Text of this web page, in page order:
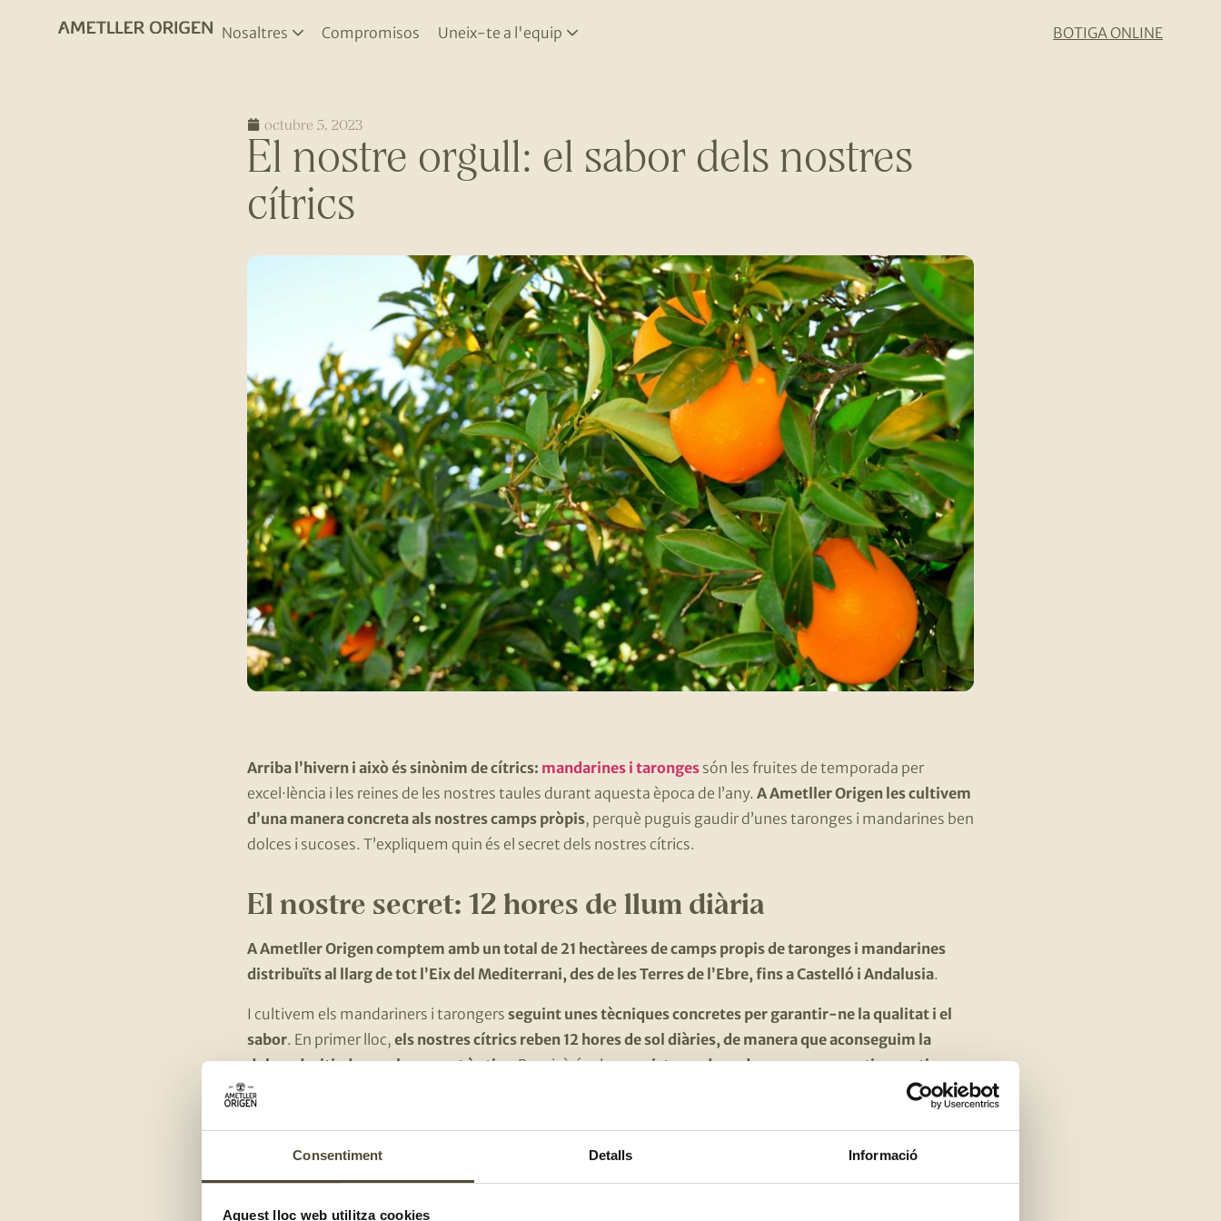
Consentiment Detalls Informació
Aquest lloc web utilitza cookies
Nosaltres Compromisos Uneix-te a l'equip BOTIGA ONLINE
octubre 5, 2023
El nostre orgull: el sabor dels nostres
cítrics
Arriba l’hivern i això és sinònim de cítrics: mandarines i taronges són les fruites de temporada per
excel·lència i les reines de les nostres taules durant aquesta època de l’any. A Ametller Origen les cultivem
d’una manera concreta als nostres camps pròpis, perquè puguis gaudir d’unes taronges i mandarines ben
dolces i sucoses. T’expliquem quin és el secret dels nostres cítrics.
El nostre secret: 12 hores de llum diària
A Ametller Origen comptem amb un total de 21 hectàrees de camps propis de taronges i mandarines
distribuïts al llarg de tot l’Eix del Mediterrani, des de les Terres de l’Ebre, fins a Castelló i Andalusia.
I cultivem els mandariners i tarongers seguint unes tècniques concretes per garantir-ne la qualitat i el
sabor. En primer lloc, els nostres cítrics reben 12 hores de sol diàries, de manera que aconseguim la
dolçor desitjada, en el seu punt òptim. Per això és clauun sistema de poda que ens permeti garantir que
la llum arriba a totes les fruites
: així aconseguim, a més, unes taronges i mandarines d’un color intens i
D’altra banda,recol·lectem les nostres taronges i mandarines passant per l’arbre fins a quatre vegades, i
és que no totes maduren ni al mateix temps ni de la mateixa manera.Perquè te’n facis una idea, els
nostres pagesos primer agafen les taronges que estan a la part més alta de l’arbre, concretament a la